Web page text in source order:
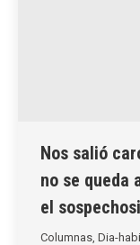
Nos salió
no se queda
el
Columnas Dia-